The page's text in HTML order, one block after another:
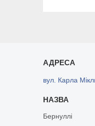
вул. Карла
Бернуллі